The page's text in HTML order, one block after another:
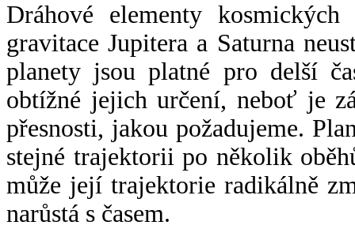
Dráhové elementy
gravitace Jupitera a Saturna
planety jsou platné pro delší
obtížné jejich určení, neboť je
přesnosti, jakou požadujeme.
stejné trajektorii po několik
může její trajektorie radikálně
narůstá s časem.